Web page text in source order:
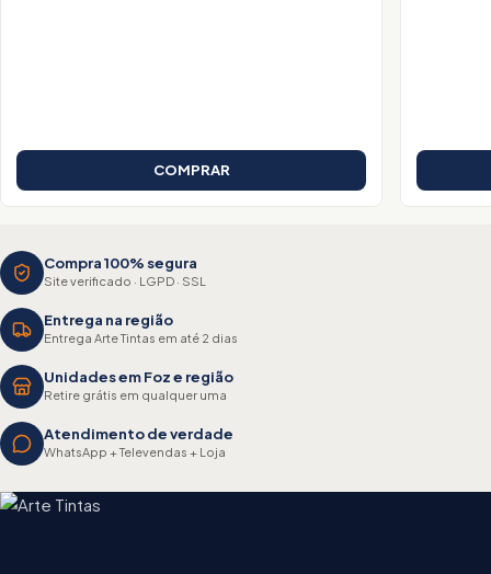
COMPRAR
Compra 100% segura
Site verificado · LGPD · SSL
Entrega na região
Entrega Arte Tintas em até 2 dias
Unidades em Foz e região
Retire grátis em qualquer uma
Atendimento de verdade
WhatsApp + Televendas + Loja